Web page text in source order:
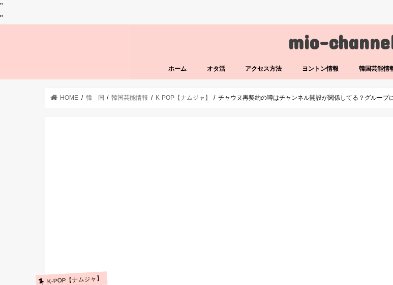
"
"
mio-
ホーム オタ活 アクセス方法 ヨントン情報 韓国芸能情
HOME 韓 国 韓国芸能情報 K-POP【ナムジャ】 チャウヌ再契約の噂はチャンネル開設が関係してる？グループ
K-POP【ナムジャ】